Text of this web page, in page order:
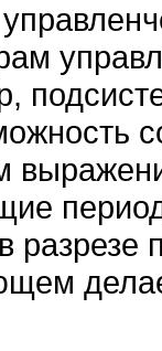
разрезе